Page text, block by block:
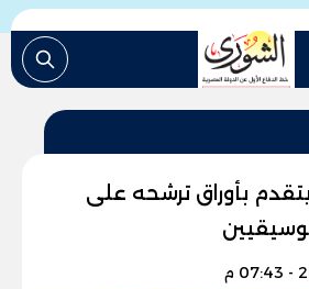
بأوراق ترشحه على